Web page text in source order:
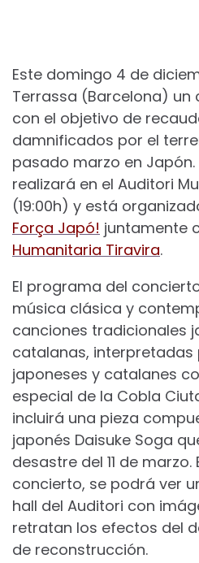
Este domingo 4 de
Terrassa (Barcelona)
con el objetivo de
damnificados por el
pasado marzo en Japón.
realizará en el Auditori
(19:00h) y está
Força Japó! juntamente
Humanitaria Tiravira.
El programa del
música clásica y
canciones tradicionales
catalanas, interpretadas
japoneses y catalanes
especial de la Cobla
incluirá una pieza
japonés Daisuke Soga
desastre del 11 de marzo.
concierto, se podrá ver
hall del Auditori con
retratan los efectos del
de reconstrucción.